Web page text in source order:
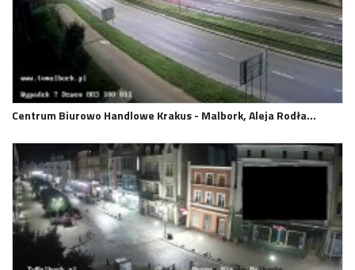
Centrum Biurowo Handlowe Krakus - Malbork, Aleja Rodła…